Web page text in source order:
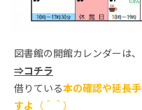
図書館の開館カレンダーは、
⇒コチラ
借りている本の確認や延長
すよ （＾＾）